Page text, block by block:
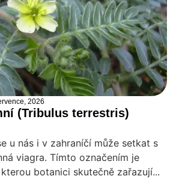
2026
(Tribulus terrestris)
u nás i v zahraníčí může setkat s
viagra. Tímto označením je
botanici skutečně zařazují...